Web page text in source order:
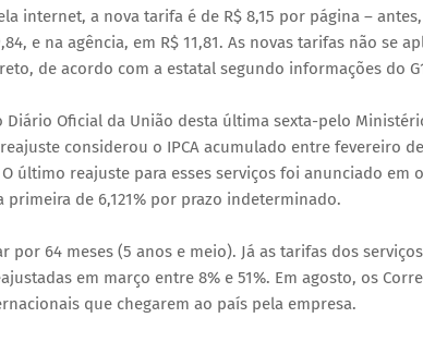
internet, a nova tarifa é de R$ 8,15 por página –
e na agência, em R$ 11,81. As novas tarifas não se
de acordo com a estatal segundo informações do
Oficial da União desta última sexta-pelo
considerou o IPCA acumulado entre fevereiro
último reajuste para esses serviços foi anunciado em
de 6,121% por prazo indeterminado.
por 64 meses (5 anos e meio). Já as tarifas dos serviços
em março entre 8% e 51%. Em agosto, os
que chegarem ao país pela empresa.